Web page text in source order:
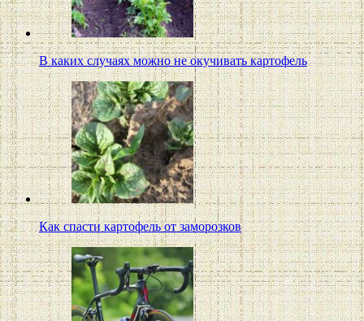
В каких случаях можно не окучивать картофель
Как спасти картофель от заморозков